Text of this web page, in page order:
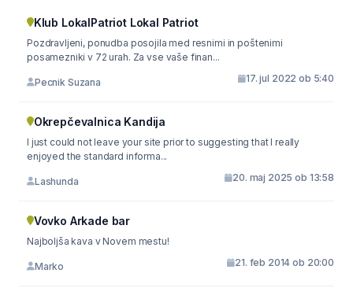
Klub LokalPatriot Lokal Patriot
Pozdravljeni, ponudba posojila med resnimi in poštenimi
posamezniki v 72 urah. Za vse vaše finan...
Pecnik Suzana 17. jul 2022 ob 5:40
Okrepčevalnica Kandija
I just could not leave your site prior to suggesting that I really
enjoyed the standard informa...
Lashunda 20. maj 2025 ob 13:58
Vovko Arkade bar
Najboljša kava v Novem mestu!
Marko 21. feb 2014 ob 20:00